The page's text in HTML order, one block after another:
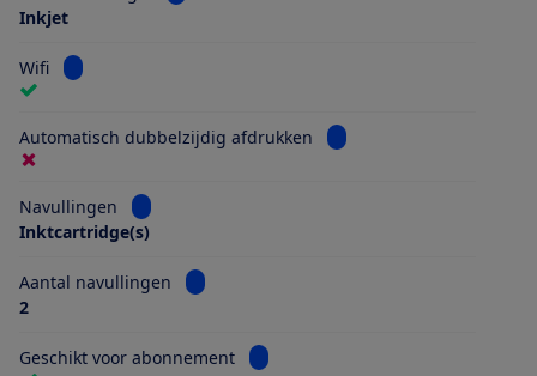
Inkjet
Wifi Bekijk informatie voor Wifi
Automatisch dubbelzijdig afdrukken Bekijk informatie voor
Navullingen
Bekijk informatie voor Navullingen
Inktcartridge(s)
Aantal navullingen
Bekijk informatie voor Aantal navullingen
2
Geschikt voor abonnement Bekijk informatie voor Geschikt